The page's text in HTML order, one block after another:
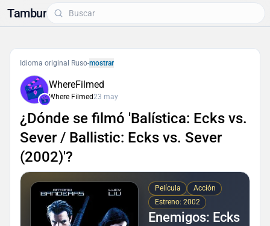
Tambur
Idioma original Ruso-mostrar
WhereFilmed
Where Filmed23 may
¿Dónde se filmó 'Balística: Ecks vs.
Sever / Ballistic: Ecks vs. Sever
(2002)'?
Película
Acción
Estreno: 2002
Enemigos: Ecks